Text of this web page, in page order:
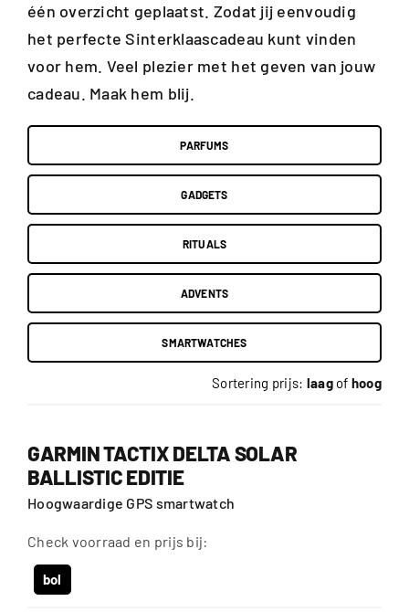
één overzicht geplaatst. Zodat jij eenvoudig
het perfecte Sinterklaascadeau kunt vinden
voor hem. Veel plezier met het geven van jouw
cadeau. Maak hem blij.
PARFUMS
GADGETS
RITUALS
ADVENTS
SMARTWATCHES
Sortering prijs: laagof hoog
GARMIN TACTIX DELTA SOLAR
BALLISTIC EDITIE
Hoogwaardige GPS smartwatch
Check voorraad en prijs bij:
bol